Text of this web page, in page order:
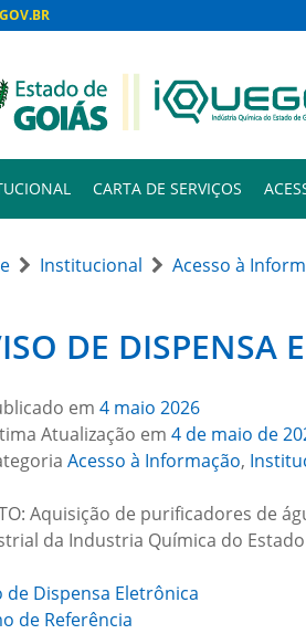
CARTA DE SERVIÇOS
Institucional Acesso à
DE DISPENSA
em 4 maio 2026
Atualização em 4 de maio de
Acesso à Informação,
Aquisição de purificadores de
da Industria Química do
de Dispensa Eletrônica
de Referência